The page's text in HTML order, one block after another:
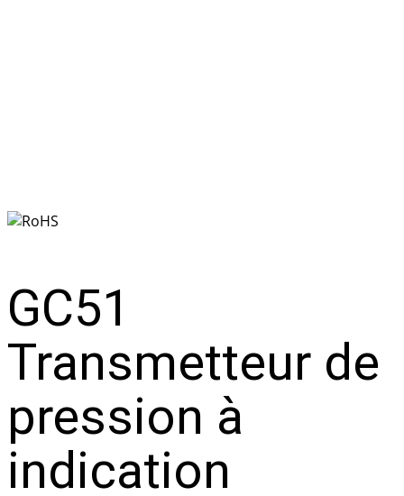
GC51
Transmetteur de
pression à
indication